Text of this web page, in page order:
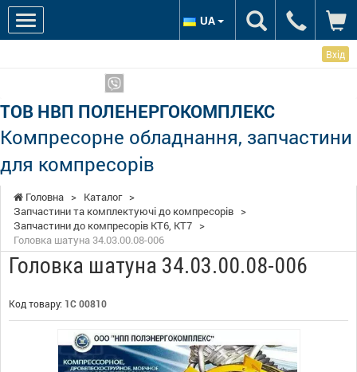
Вхід
ТОВ НВП ПОЛЕНЕРГОКОМПЛЕКС
Компресорне обладнання, запчастини
для компресорів
UA
Головна > Каталог >
Запчастини та комплектуючі до компресорів >
Запчастини до компресорів КТ6, КТ7 >
Головка шатуна 34.03.00.08-006
Головка шатуна 34.03.00.08-006
Код товару: 1С 00810